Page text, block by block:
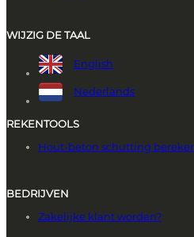
WIJZIG DE TAAL
English
Nederlands
REKENTOOLS
Hout-beton schutting
BEDRIJVEN
Zakelijke klant worden?